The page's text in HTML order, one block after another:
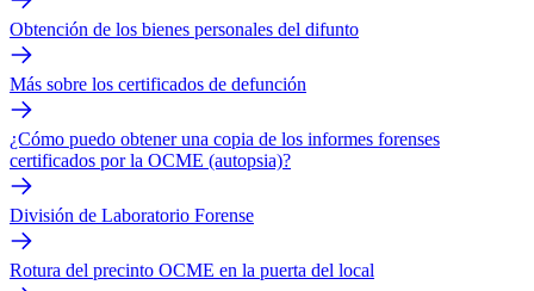
Obtención de los bienes personales del difunto
Más sobre los certificados de defunción
¿Cómo puedo obtener una copia de los informes forenses
certificados por la OCME (autopsia)?
División de Laboratorio Forense
Rotura del precinto OCME en la puerta del local